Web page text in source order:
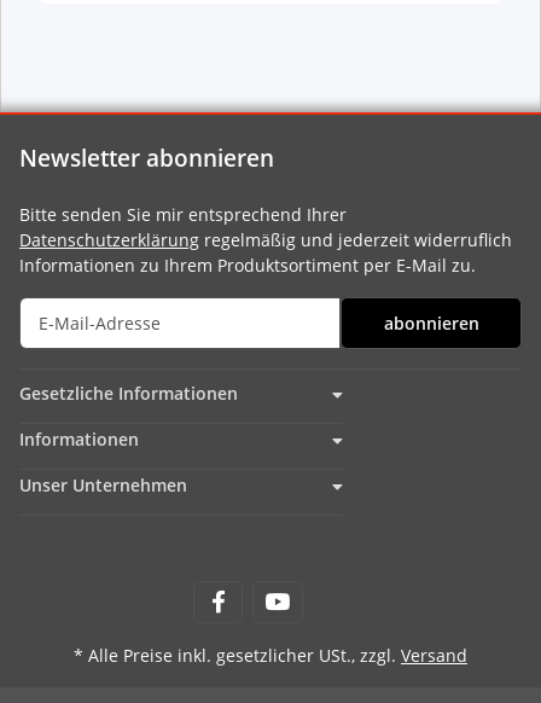
Newsletter abonnieren
Bitte senden Sie mir entsprechend Ihrer
Datenschutzerklärung regelmäßig und jederzeit widerruflich
Informationen zu Ihrem Produktsortiment per E-Mail zu.
abonnieren
Gesetzliche Informationen
Informationen
Unser Unternehmen
* Alle Preise inkl. gesetzlicher USt., zzgl. Versand